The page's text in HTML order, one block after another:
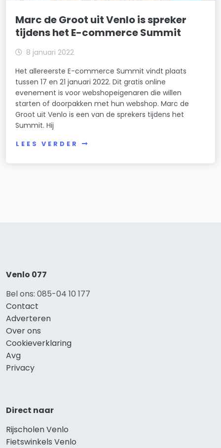
Marc de Groot uit Venlo is spreker
tijdens het E-commerce Summit
8 januari 2022
Het allereerste E-commerce Summit vindt plaats
tussen 17 en 21 januari 2022. Dit gratis online
evenement is voor webshopeigenaren die willen
starten of doorpakken met hun webshop. Marc de
Groot uit Venlo is een van de sprekers tijdens het
Summit. Hij
LEES VERDER
Venlo 077
Bel ons: 085-04 10 177
Contact
Adverteren
Over ons
Cookieverklaring
Avg
Privacy
Direct naar
Rijscholen Venlo
Fietswinkels Venlo